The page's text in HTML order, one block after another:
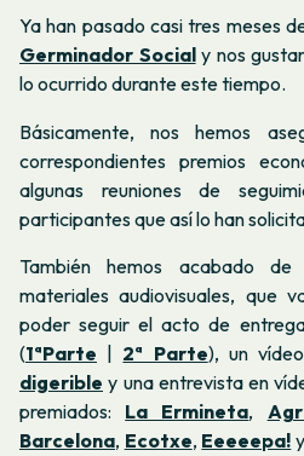
Ya han pasado casi tres meses
Germinador Socialy nos
lo ocurrido durante este tiempo.
Básicamente, nos hemos
correspondientes premios
algunas reuniones de
participantes que así lo han
También hemos acabado
materiales audiovisuales, que
poder seguir el acto de
(1ªParte 2ª Parte), un
digerible y una entrevista en
premiados: La Ermineta,
Barcelona, Ecotxe, Eeeeepa! y